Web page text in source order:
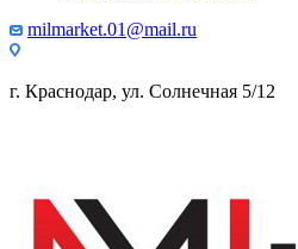
milmarket.01@mail.ru
г. Краснодар, ул. Солнечная 5/12